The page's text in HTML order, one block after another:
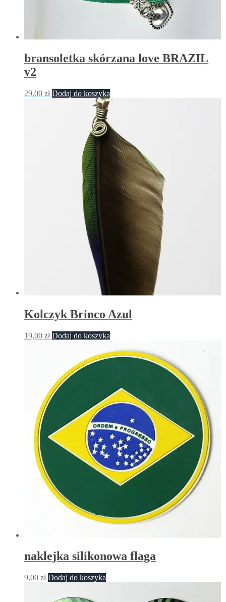
bransoletka skórzana love BRAZIL
v2
29,00 zł Dodaj do koszyka
Kolczyk Brinco Azul
19,00 zł Dodaj do koszyka
naklejka silikonowa flaga
9,00 zł Dodaj do koszyka